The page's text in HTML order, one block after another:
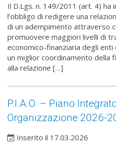
Il D.Lgs. n. 149/2011 (art. 4) ha
l’obbligo di redigere una
di un adempimento attraverso
promuovere maggiori livelli di
economico-finanziaria degli
un miglior coordinamento della
alla relazione […]
P.I.A.O. – Piano
Organizzazione 2026-
Inserito il 17.03.2026